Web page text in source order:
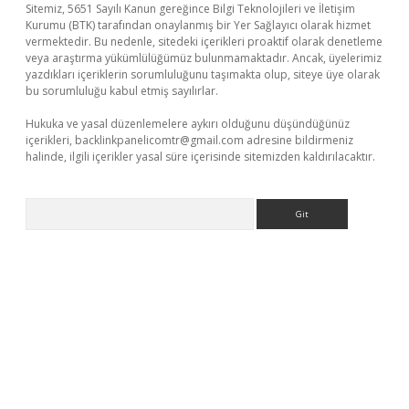
Sitemiz, 5651 Sayılı Kanun gereğince Bilgi Teknolojileri ve İletişim
Kurumu (BTK) tarafından onaylanmış bir Yer Sağlayıcı olarak hizmet
vermektedir. Bu nedenle, sitedeki içerikleri proaktif olarak denetleme
veya araştırma yükümlülüğümüz bulunmamaktadır. Ancak, üyelerimiz
yazdıkları içeriklerin sorumluluğunu taşımakta olup, siteye üye olarak
bu sorumluluğu kabul etmiş sayılırlar.
Hukuka ve yasal düzenlemelere aykırı olduğunu düşündüğünüz
içerikleri, backlinkpanelicomtr@gmail.com adresine bildirmeniz
halinde, ilgili içerikler yasal süre içerisinde sitemizden kaldırılacaktır.